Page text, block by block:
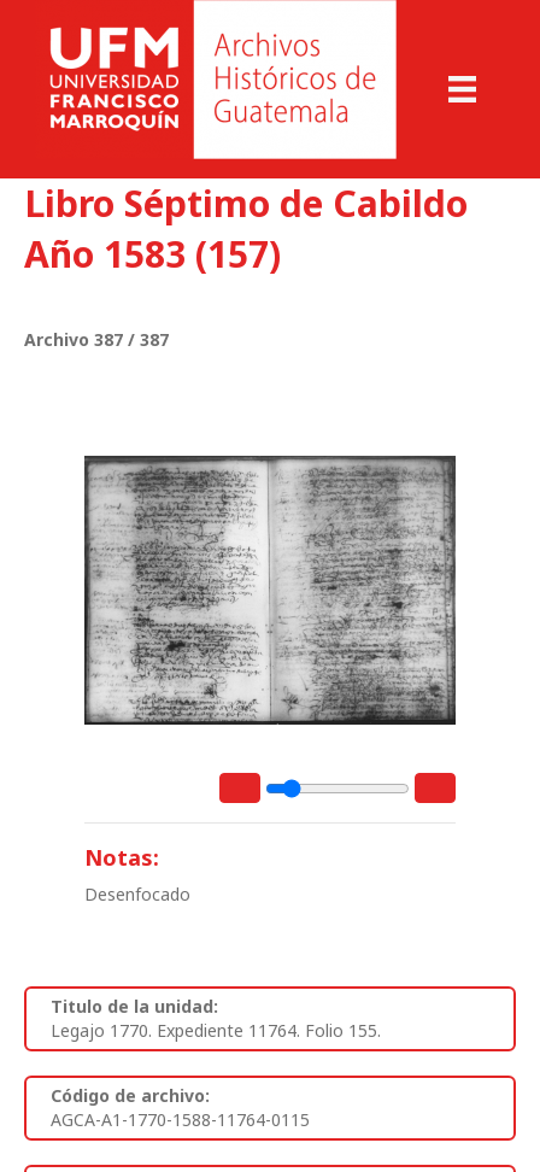
Libro Séptimo de Cabildo
Año 1583 (157)
Archivo 387 / 387
Notas:
Desenfocado
Titulo de la unidad:
Legajo 1770. Expediente 11764. Folio 155.
Código de archivo:
AGCA-A1-1770-1588-11764-0115